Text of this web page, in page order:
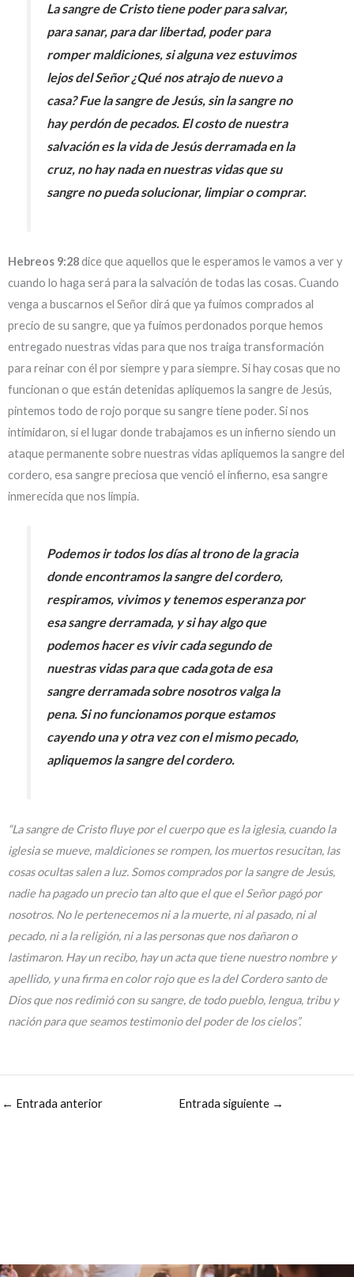
La sangre de Cristo tiene poder para salvar,
para sanar, para dar libertad, poder para
romper maldiciones, si alguna vez estuvimos
lejos del Señor ¿Qué nos atrajo de nuevo a
casa? Fue la sangre de Jesús, sin la sangre no
hay perdón de pecados. El costo de nuestra
salvación es la vida de Jesús derramada en la
cruz, no hay nada en nuestras vidas que su
sangre no pueda solucionar, limpiar o comprar.
Hebreos 9:28dice que aquellos que le esperamos le vamos a ver y
cuando lo haga será para la salvación de todas las cosas. Cuando
venga a buscarnos el Señor dirá que ya fuimos comprados al
precio de su sangre, que ya fuimos perdonados porque hemos
entregado nuestras vidas para que nos traiga transformación
para reinar con él por siempre y para siempre. Si hay cosas que no
funcionan o que están detenidas apliquemos la sangre de Jesús,
pintemos todo de rojo porque su sangre tiene poder. Si nos
intimidaron, si el lugar donde trabajamos es un infierno siendo un
ataque permanente sobre nuestras vidas apliquemos la sangre del
cordero, esa sangre preciosa que venció el infierno, esa sangre
inmerecida que nos limpia.
Podemos ir todos los días al trono de la gracia
donde encontramos la sangre del cordero,
respiramos, vivimos y tenemos esperanza por
esa sangre derramada, y si hay algo que
podemos hacer es vivir cada segundo de
nuestras vidas para que cada gota de esa
sangre derramada sobre nosotros valga la
pena. Si no funcionamos porque estamos
cayendo una y otra vez con el mismo pecado,
apliquemos la sangre del cordero.
“La sangre de Cristo fluye por el cuerpo que es la iglesia, cuando la
iglesia se mueve, maldiciones se rompen, los muertos resucitan, las
cosas ocultas salen a luz. Somos comprados por la sangre de Jesús,
nadie ha pagado un precio tan alto que el que el Señor pagó por
nosotros. No le pertenecemos ni a la muerte, ni al pasado, ni al
pecado, ni a la religión, ni a las personas que nos dañaron o
lastimaron. Hay un recibo, hay un acta que tiene nuestro nombre y
apellido, y una firma en color rojo que es la del Cordero santo de
Dios que nos redimió con su sangre, de todo pueblo, lengua, tribu y
nación para que seamos testimonio del poder de los cielos”.
← Entrada anterior Entrada siguiente →